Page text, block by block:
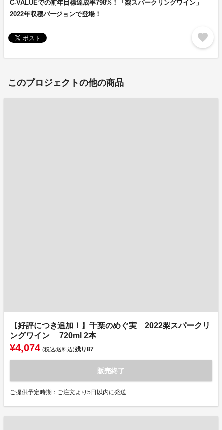
C-VALUEでの前年目標達成率798%！「梨スパークリングワイン」
2022年収穫バージョンで登場！
favorite
このプロジェクトの他の商品
【好評につき追加！】千葉のめぐ実 2022梨スパークリ
ングワイン 720ml 2本
¥4,074 (税込/送料込)残り87
販売終了
ご提供予定時期：ご注文より5日以内に発送